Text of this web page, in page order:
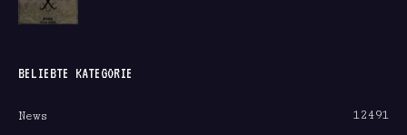
BELIEBTE KATEGORIE
News
12491